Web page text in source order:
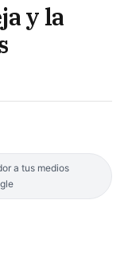
y la
a tus medios